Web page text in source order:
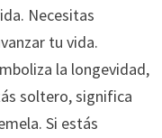
Necesitas
tu vida.
la longevidad,
soltero, significa
Si estás